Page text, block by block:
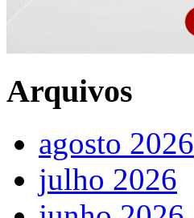
Arquivos
agosto 2026
julho 2026